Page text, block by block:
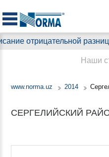
разницы по
www.norma.uz 2014
СЕРГЕЛИЙСКИЙ
Наши